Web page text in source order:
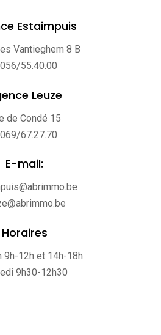
Estaimpuis
Vantieghem 8 B
056/55.40.00
Leuze
de Condé 15
069/67.27.70
E-mail:
Horaires
9h-12h et 14h-18h
9h30-12h30